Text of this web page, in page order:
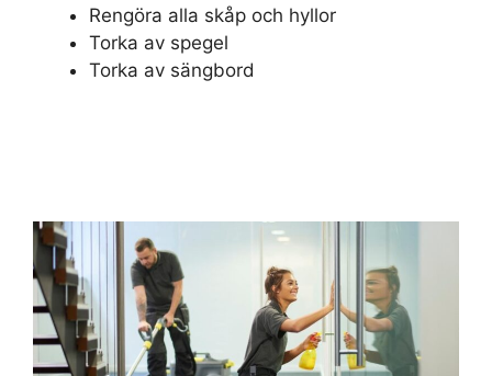
Rengöra alla skåp och hyllor
Torka av spegel
Torka av sängbord